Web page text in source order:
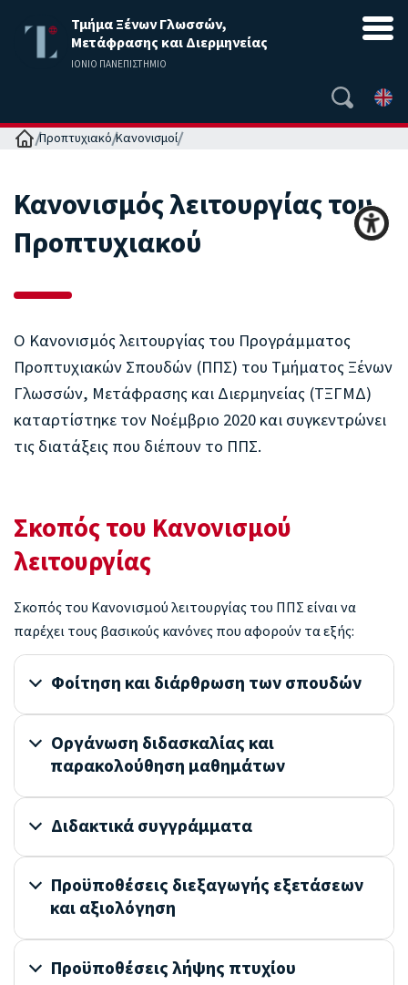
Τμήμα Ξένων Γλωσσών,
Μετάφρασης και Διερμηνείας
ΙΟΝΙΟ ΠΑΝΕΠΙΣΤΗΜΙΟ
Αρχική
Προπτυχιακό Κανονισμοί
Κανονισμός λειτουργίας του
Προπτυχιακού
Ο Κανονισμός λειτουργίας του Προγράμματος
Προπτυχιακών Σπουδών (ΠΠΣ) του Τμήματος Ξένων
Γλωσσών, Μετάφρασης και Διερμηνείας (ΤΞΓΜΔ)
καταρτίστηκε τον Νοέμβριο 2020 και συγκεντρώνει
τις διατάξεις που διέπουν το ΠΠΣ.
Σκοπός του Κανονισμού
λειτουργίας
Σκοπός του Κανονισμού λειτουργίας του ΠΠΣ είναι να
παρέχει τους βασικούς κανόνες που αφορούν τα εξής:
Φοίτηση και διάρθρωση των σπουδών
Οργάνωση διδασκαλίας και
παρακολούθηση μαθημάτων
Διδακτικά συγγράμματα
Προϋποθέσεις διεξαγωγής εξετάσεων
και αξιολόγηση
Προϋποθέσεις λήψης πτυχίου